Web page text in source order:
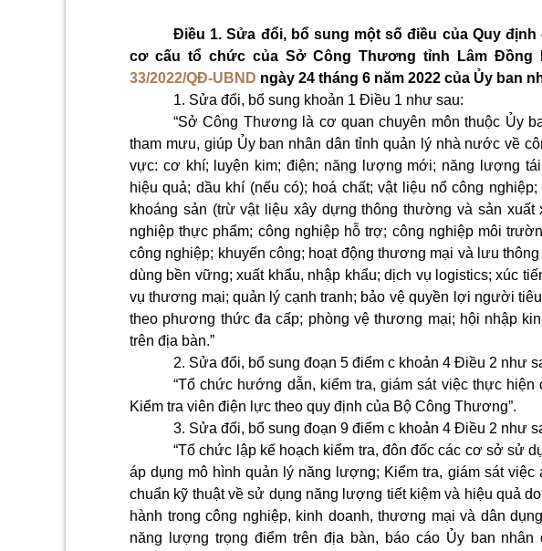
Điều 1. Sửa đổi, bổ sung một số điều của Quy
cơ cấu tổ chức của Sở Công Thương tỉnh Lâm Đồng
33/2022/QĐ-UBND ngày 24 tháng 6 năm 2022 của Ủy ban
1. Sửa đổi, bổ sung khoản 1 Điều 1 như sau:
“Sở Công Thương là cơ quan chuyên môn thuộc Ủy
tham mưu, giúp Ủy ban nhân dân tỉnh quản lý nhà nước về
vực: cơ khí; luyện kim; điện; năng lượng mới; năng lượng
hiệu quả; dầu khí (nếu có); hoá chất; vật liệu nổ công
khoáng sản (trừ vật liệu xây dựng thông thường và sản xuất
nghiệp thực phẩm; công nghiệp hỗ trợ; công nghiệp môi
công nghiệp; khuyến công; hoạt động thương mại và lưu
dùng bền vững; xuất khẩu, nhập khẩu; dịch vụ logistics; xúc
vụ thương mại; quản lý cạnh tranh; bảo vệ quyền lợi người
theo phương thức đa cấp; phòng vệ thương mại; hội nhập
trên địa bàn.”
2. Sửa đổi, bổ sung đoạn 5 điểm c khoản 4 Điều 2 như
“Tổ chức hướng dẫn, kiểm tra, giám sát việc thực
Kiểm tra viên điện lực theo quy định của Bộ Công Thương”.
3. Sửa đổi, bổ sung đoạn 9 điểm c khoản 4 Điều 2 như
“Tổ chức lập kế hoạch kiểm tra, đôn đốc các cơ sở sử
áp dụng mô hình quản lý năng lượng; Kiểm tra, giám sát
chuẩn kỹ thuật về sử dụng năng lượng tiết kiệm và hiệu quả
hành trong công nghiệp, kinh doanh, thương mại và dân
năng lượng trọng điểm trên địa bàn, báo cáo Ủy ban